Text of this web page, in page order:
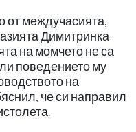
от междучасията,
Димитринка
на момчето не са
поведението му
на
че си направил